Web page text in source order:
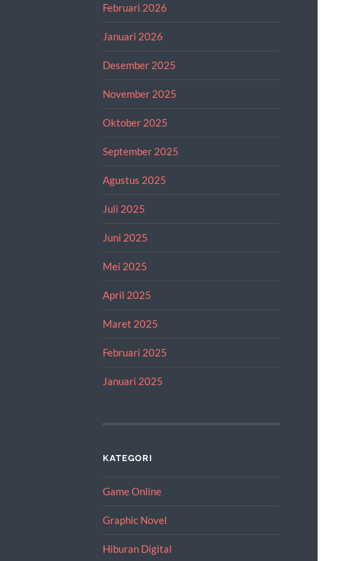
Februari 2026
Januari 2026
Desember 2025
November 2025
Oktober 2025
September 2025
Agustus 2025
Juli 2025
Juni 2025
Mei 2025
April 2025
Maret 2025
Februari 2025
Januari 2025
KATEGORI
Game Online
Graphic Novel
Hiburan Digital